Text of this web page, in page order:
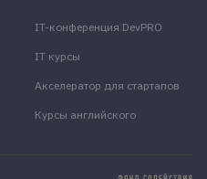
IT-конференция DevPRO
IT курсы
Акселератор для стартапов
Курсы английского